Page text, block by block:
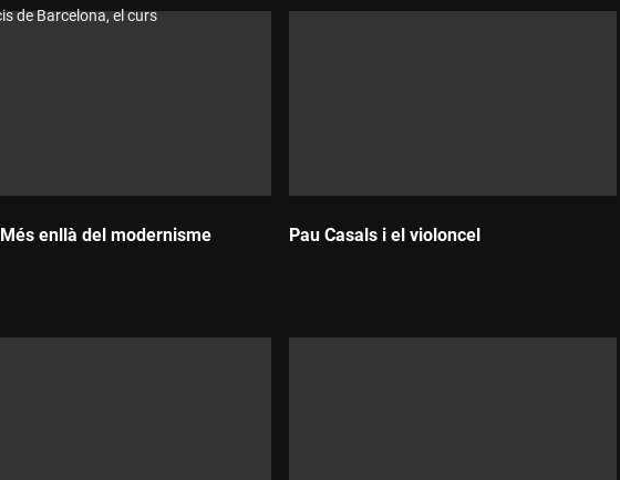
de Barcelona, el curs
enllà del modernisme Pau Casals i el violoncel